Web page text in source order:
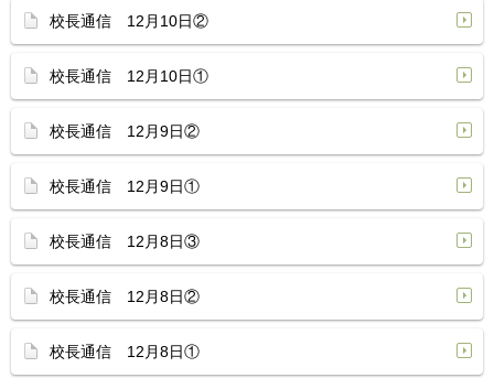
校長通信 12月10日②
校長通信 12月10日①
校長通信 12月9日②
校長通信 12月9日①
校長通信 12月8日③
校長通信 12月8日②
校長通信 12月8日①